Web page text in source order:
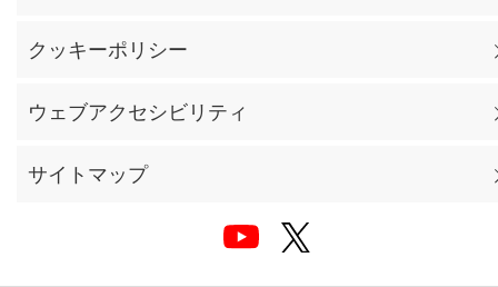
クッキーポリシー
ウェブアクセシビリティ
サイトマップ